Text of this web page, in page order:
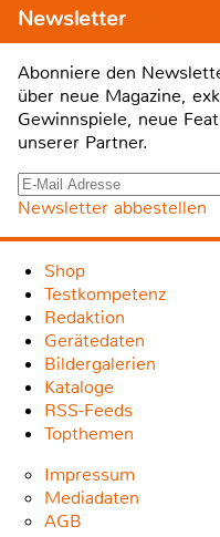
Newsletter
Abonniere den
über neue Magazine,
Gewinnspiele, neue
unserer Partner.
Newsletter abbestellen
Shop
Testkompetenz
Redaktion
Gerätedaten
Bildergalerien
Kataloge
RSS-Feeds
Topthemen
Impressum
Mediadaten
AGB